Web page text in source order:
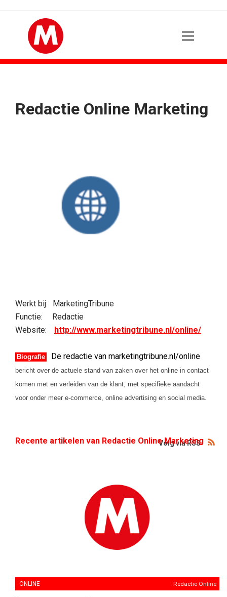
Redactie Online Marketing
Werkt bij:
MarketingTribune
Functie:
Redactie
Website:
http://www.marketingtribune.nl/online/
Biografie De redactie van marketingtribune.nl/online
bericht over de actuele stand van zaken over het online in contact
komen met en verleiden van de klant, met specifieke aandacht
voor onder meer e-commerce, online advertising en social media.
Recente artikelen van Redactie Online Marketing
Volg via RSS
ONLINE Redactie Online